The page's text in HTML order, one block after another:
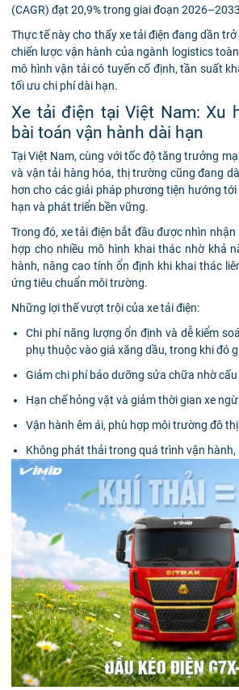
(CAGR) đạt 20,9% trong giai đoạn
Thực tế này cho thấy xe tải điện đang dần
chiến lược vận hành của ngành logistics
mô hình vận tải có tuyến cố định, tần suất
tối ưu chi phí dài hạn.
Xe tải điện tại Việt Nam: Xu
bài toán vận hành dài hạn
Tại Việt Nam, cùng với tốc độ tăng trưởng
và vận tải hàng hóa, thị trường cũng đang
hơn cho các giải pháp phương tiện hướng
hạn và phát triển bền vững.
Trong đó, xe tải điện bắt đầu được nhìn
hợp cho nhiều mô hình khai thác nhờ khả
hành, nâng cao tính ổn định khi khai thác
ứng tiêu chuẩn môi trường.
Những lợi thế vượt trội của xe tải điện:
Chi phí năng lượng ổn định và dễ kiểm
phụ thuộc vào giá xăng dầu, trong khi đó
Giảm chi phí bảo dưỡng sửa chữa nhờ
Hạn chế hỏng vặt và giảm thời gian xe
Vận hành êm ái, phù hợp môi trường đô
Không phát thải trong quá trình vận hành,